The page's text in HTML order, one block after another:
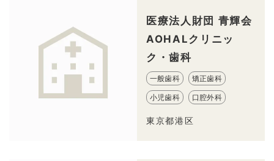
医療法人財団 青輝会
AOHALクリニッ
ク・歯科
一般歯科 矯正歯科
小児歯科 口腔外科
東京都港区